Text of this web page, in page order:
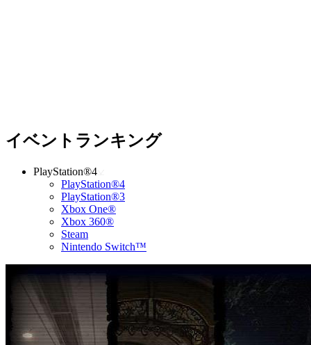
イベントランキング
PlayStation®4
PlayStation®4
PlayStation®3
Xbox One®
Xbox 360®
Steam
Nintendo Switch™